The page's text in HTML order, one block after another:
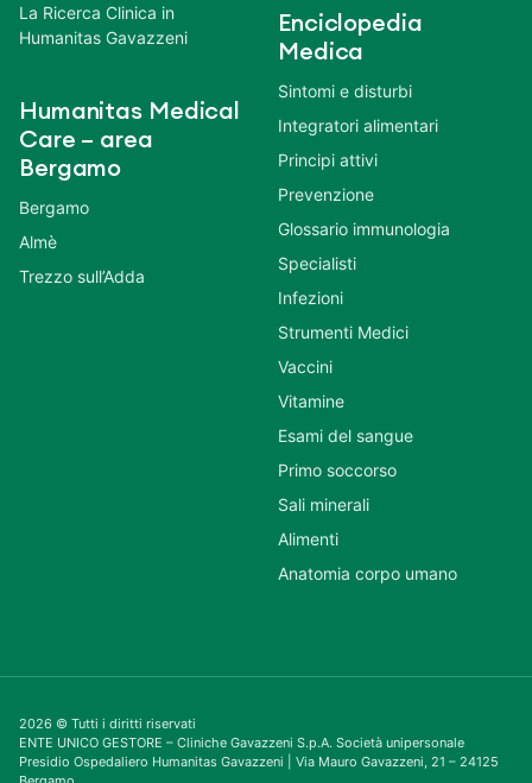
La Ricerca Clinica in
Humanitas Gavazzeni
Humanitas Medical
Care – area
Bergamo
Bergamo
Almè
Trezzo sull’Adda
Enciclopedia
Medica
Sintomi e disturbi
Integratori alimentari
Principi attivi
Prevenzione
Glossario immunologia
Specialisti
Infezioni
Strumenti Medici
Vaccini
Vitamine
Esami del sangue
Primo soccorso
Sali minerali
Alimenti
Anatomia corpo umano
2026 © Tutti i diritti riservati
ENTE UNICO GESTORE – Cliniche Gavazzeni S.p.A. Società unipersonale
Presidio Ospedaliero Humanitas Gavazzeni | Via Mauro Gavazzeni, 21 – 24125